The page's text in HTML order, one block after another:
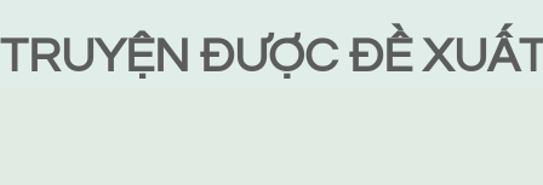
TRUYỆN ĐƯỢC ĐỀ